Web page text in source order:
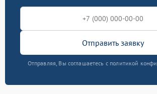
Отправить заявку
Отправляя, Вы соглашаетесь с политикой